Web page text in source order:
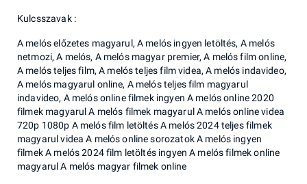
Kulcsszavak :
A melós előzetes magyarul, A melós ingyen letöltés, A melós
netmozi, A melós, A melós magyar premier, A melós film online,
A melós teljes film, A melós teljes film videa, A melós indavideo,
A melós magyarul online, A melós teljes film magyarul
indavideo, A melós online filmek ingyen A melós online 2020
filmek magyarul A melós filmek magyarul A melós online videa
720p 1080p A melós film letöltés A melós 2024 teljes filmek
magyarul videa A melós online sorozatok A melós ingyen
filmek A melós 2024 film letöltés ingyen A melós filmek online
magyarul A melós magyar filmek online